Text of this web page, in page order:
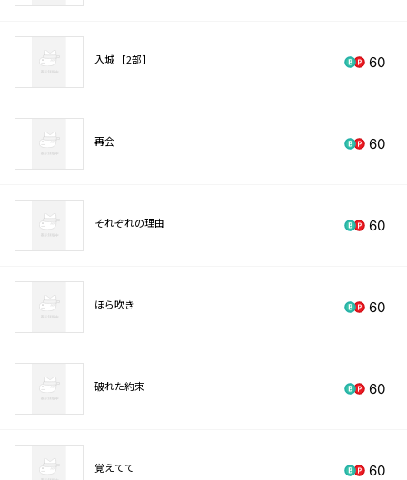
入城 【2部】 60
再会 60
それぞれの理由 60
ほら吹き 60
破れた約束 60
覚えてて 60